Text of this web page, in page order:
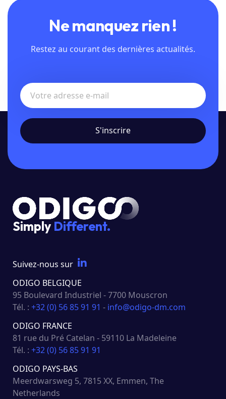
Ne manquez rien !
Restez au courant des dernières actualités.
Simply Different.
Suivez-nous sur
ODIGO BELGIQUE
95 Boulevard Industriel - 7700 Mouscron
Tél. : +32 (0) 56 85 91 91 - info@odigo-dm.com
ODIGO FRANCE
81 rue du Pré Catelan - 59110 La Madeleine
Tél. : +32 (0) 56 85 91 91
ODIGO PAYS-BAS
Meerdwarsweg 5, 7815 XX, Emmen, The
Netherlands